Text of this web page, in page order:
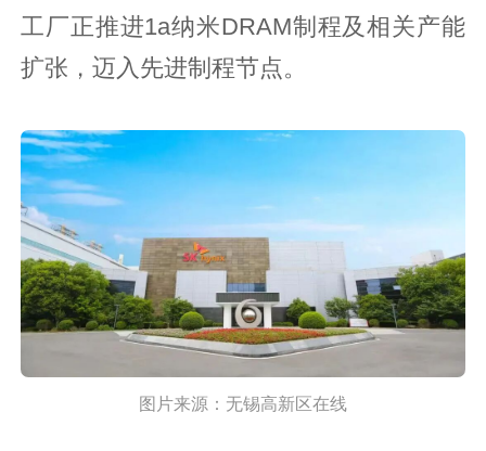
工厂正推进1a纳米DRAM制程及相关产能
扩张，迈入先进制程节点。
图片来源：无锡高新区在线